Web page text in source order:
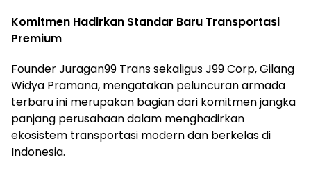
Komitmen Hadirkan Standar Baru Transportasi
Premium
Founder Juragan99 Trans sekaligus J99 Corp, Gilang
Widya Pramana, mengatakan peluncuran armada
terbaru ini merupakan bagian dari komitmen jangka
panjang perusahaan dalam menghadirkan
ekosistem transportasi modern dan berkelas di
Indonesia.